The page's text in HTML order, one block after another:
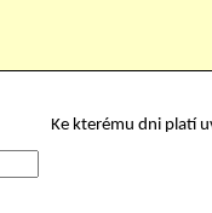
Ke kterému dni platí